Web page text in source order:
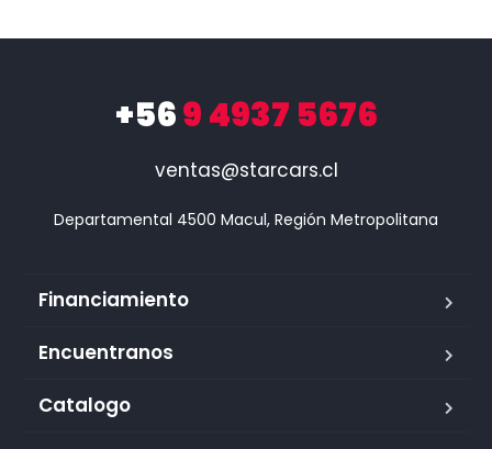
+569 4937 5676
ventas@starcars.cl
Financiamiento
Encuentranos
Catalogo